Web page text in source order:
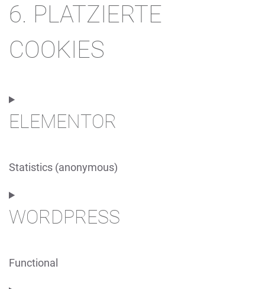
6. PLATZIERTE
COOKIES
ELEMENTOR
Statistics (anonymous)
Consent
to
service
WORDPRESS
Functional